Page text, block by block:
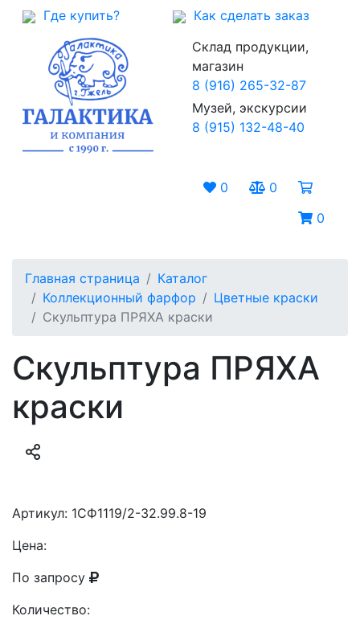
Где купить?
Как сделать заказ
Склад продукции,
магазин
8 (916) 265-32-87
Музей, экскурсии
8 (915) 132-48-40
0
0
0
Главная страница
Каталог
Коллекционный фарфор
Цветные краски
Скульптура ПРЯХА краски
Скульптура ПРЯХА
краски
Артикул: 1СФ1119/2-32.99.8-19
Цена:
По запросу
Количество: